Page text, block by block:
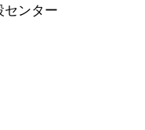
センター